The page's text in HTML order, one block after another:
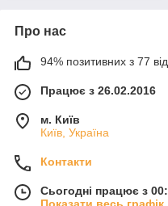
Про нас
94% позитивних з 77
Працює з 26.02.2016
м. Київ
Київ, Україна
Контакти
Сьогодні працює з